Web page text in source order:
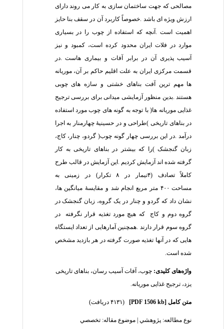
مصالحی که جهت ساختمان سازی به کار می روند دارای
ارزش ویژه ای باشد .خصوصاً کاربرد آن در سقف بنا حایز
اهمیت
است. آنچه که استفاده از چوب را در
بسیاری
موارد در فلات ایران محدود کرده است، کمبود و نیز
آسیب پذیری آن در برابر آفات و بیماری هاست.در
قسمت مرکزی ایران به علت اقلیم حاکم بر آن، موریانه
ها مهم ترین آفت بناهای خشتی و سازه های چوبی
هستند.بدین منظور آزمایشی میدانی برای بررسی ترجیح
غذایی موریانه ها)با توجه به گونه های چوب مورد استفاده
در بناهای تاریخی(طراحی و در حسینیۀ چهارمنار به اجرا
درآمد.در این بررسی چهار گونه چوب) گردو، چنار، کاج،
زبان گنجشک (را که بیشتر در بناهای تاریخی به کار
گرفته شده اند آزمایش کردیم . این آزمایش در قالب طرح
کاملاً
تصادف(۴تیمار در ۸تکرار( در زمینی
به
مساحت۴۰۰متر مربع انجام شد و مقایسۀ میانگین ها،
نشان داد که گردو و چنار در یک گروه، زبان گنجشک در
گروه دوم و کاج که هیچ مورد تغذیه قرار نگرفته
در
گروه سوم قرار دارند .همچنین آمارهایی از تعداد ایستگاه
هایی که در آنها تغذیه صورت گرفته در هر بازدید مشخص
شده است.
واژه‌های کلیدی: چوب، آفات آسیب رسان، بناهای تاریخی
یزد، ترجیح غذایی موریانه.
متن کامل[PDF 1506 kb] (۴۱۳۱ دریافت)
نوع مطالعه: پژوهشي| موضوع مقاله: تخصصي